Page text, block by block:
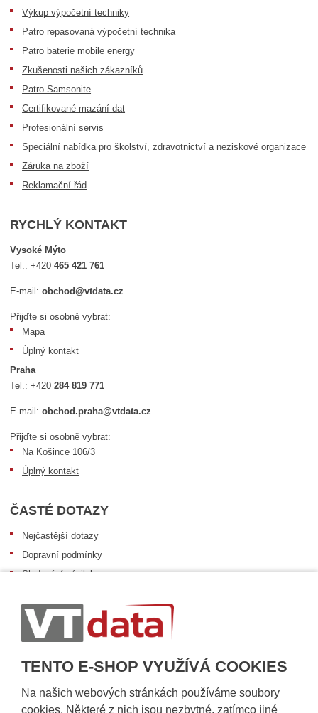
TENTO E-SHOP VYUŽÍVÁ COOKIES
Na našich webových stránkách používáme soubory
cookies. Některé z nich jsou nezbytné, zatímco jiné
Výkup výpočetní techniky
Patro repasovaná výpočetní technika
Patro baterie mobile energy
Zkušenosti našich zákazníků
Patro Samsonite
Certifikované mazání dat
Profesionální servis
Speciální nabídka pro školství, zdravotnictví a neziskové organizace
Záruka na zboží
Reklamační řád
RYCHLÝ KONTAKT
Vysoké Mýto
Tel.:+420465 421 761
E-mail:obchod@vtdata.cz
Přijďte si osobně vybrat:
Mapa
Úplný kontakt
Praha
Tel.:+420284 819 771
E-mail:obchod.praha@vtdata.cz
Přijďte si osobně vybrat:
Na Košince 106/3
Úplný kontakt
ČASTÉ DOTAZY
Nejčastější dotazy
Dopravní podmínky
Sledování zásilek
Informace k dostupnosti zboží
Obecné informace